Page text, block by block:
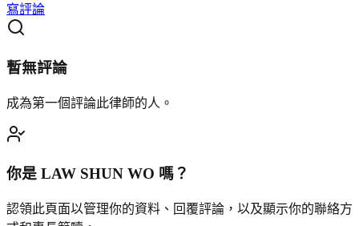
寫評論
暫無評論
成為第一個評論此律師的人。
你是 LAW SHUN WO 嗎？
認領此頁面以管理你的資料、回覆評論，以及顯示你的聯絡方